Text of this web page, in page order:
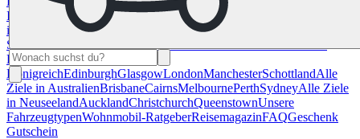
Italien
CagliariFlorenzMailandRom Sardinien
in Norwegen Bergen
Alle Reiseziele in
Spanien
Reiseziele im Vereinigtem
KönigreichEdinburghGlasgowLondonManchesterSchottlandAlle
Ziele in AustralienBrisbaneCairnsMelbournePerthSydneyAlle Ziele
in NeuseelandAucklandChristchurchQueenstownUnsere
FahrzeugtypenWohnmobil-RatgeberReisemagazinFAQGeschenk
Gutschein